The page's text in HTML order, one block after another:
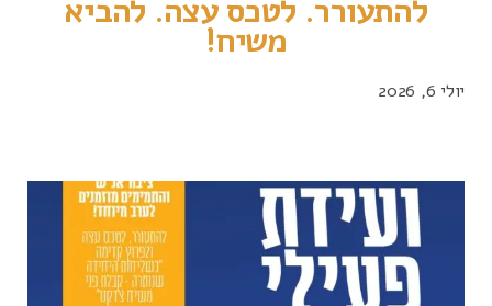
להתעורר. לטכס עצה. להביא
משיח!
יולי 6, 2026